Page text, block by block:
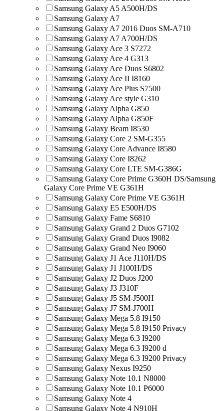
Samsung Galaxy A5 A500H/DS
Samsung Galaxy A7
Samsung Galaxy A7 2016 Duos SM-A710
Samsung Galaxy A7 A700H/DS
Samsung Galaxy Ace 3 S7272
Samsung Galaxy Ace 4 G313
Samsung Galaxy Ace Duos S6802
Samsung Galaxy Ace II I8160
Samsung Galaxy Ace Plus S7500
Samsung Galaxy Ace style G310
Samsung Galaxy Alpha G850
Samsung Galaxy Alpha G850F
Samsung Galaxy Beam I8530
Samsung Galaxy Core 2 SM-G355
Samsung Galaxy Core Advance I8580
Samsung Galaxy Core I8262
Samsung Galaxy Core LTE SM-G386G
Samsung Galaxy Core Prime G360H DS/Samsung
Galaxy Core Prime VE G361H
Samsung Galaxy Core Prime VE G361H
Samsung Galaxy E5 E500H/DS
Samsung Galaxy Fame S6810
Samsung Galaxy Grand 2 Duos G7102
Samsung Galaxy Grand Duos I9082
Samsung Galaxy Grand Neo I9060
Samsung Galaxy J1 Ace J110H/DS
Samsung Galaxy J1 J100H/DS
Samsung Galaxy J2 Duos J200
Samsung Galaxy J3 J310F
Samsung Galaxy J5 SM-J500H
Samsung Galaxy J7 SM-J700H
Samsung Galaxy Mega 5.8 I9150
Samsung Galaxy Mega 5.8 I9150 Privacy
Samsung Galaxy Mega 6.3 I9200
Samsung Galaxy Mega 6.3 I9200 d
Samsung Galaxy Mega 6.3 I9200 Privacy
Samsung Galaxy Nexus I9250
Samsung Galaxy Note 10.1 N8000
Samsung Galaxy Note 10.1 P6000
Samsung Galaxy Note 4
Samsung Galaxy Note 4 N910H